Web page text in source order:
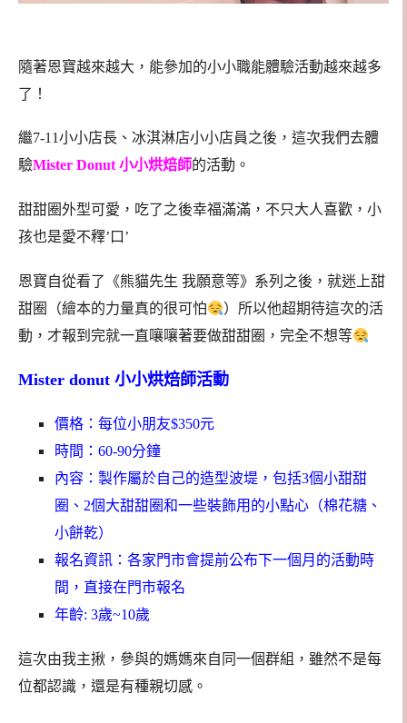
隨著恩寶越來越大，能參加的小小職能體驗活動越來越多
了！
繼7-11小小店長、冰淇淋店小小店員之後，這次我們去體
驗Mister Donut 小小烘焙師的活動。
甜甜圈外型可愛，吃了之後幸福滿滿，不只大人喜歡，小
孩也是愛不釋’口’
恩寶自從看了《熊貓先生 我願意等》系列之後，就迷上甜
甜圈（繪本的力量真的很可怕
）所以他超期待這次的活
動，才報到完就一直嚷嚷著要做甜甜圈，完全不想等
Mister donut 小小烘焙師活動
價格：每位小朋友$350元
時間：60-90分鐘
內容：製作屬於自己的造型波堤，包括3個小甜甜
圈、2個大甜甜圈和一些裝飾用的小點心（棉花糖、
小餅乾）
報名資訊：各家門市會提前公布下一個月的活動時
間，直接在門市報名
年齡: 3歲~10歲
這次由我主揪，參與的媽媽來自同一個群組，雖然不是每
位都認識，還是有種親切感。